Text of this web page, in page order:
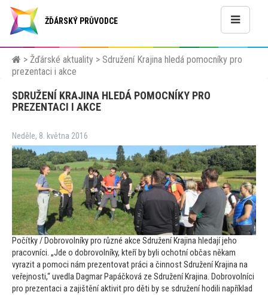
ŽĎÁRSKÝ PRŮVODCE
> Žďárské aktuality > Sdružení Krajina hledá pomocníky pro
prezentaci i akce
SDRUŽENÍ KRAJINA HLEDÁ POMOCNÍKY PRO
PREZENTACI I AKCE
Neděle, 8. května 2016
Počítky / Dobrovolníky pro různé akce Sdružení Krajina hledají jeho
pracovníci. „Jde o dobrovolníky, kteří by byli ochotní občas někam
vyrazit a pomoci nám prezentovat práci a činnost Sdružení Krajina na
veřejnosti,“ uvedla Dagmar Papáčková ze Sdružení Krajina. Dobrovolníci
pro prezentaci a zajištění aktivit pro děti by se sdružení hodili například